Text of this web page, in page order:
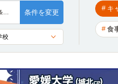
… 条件を変更 キ
食